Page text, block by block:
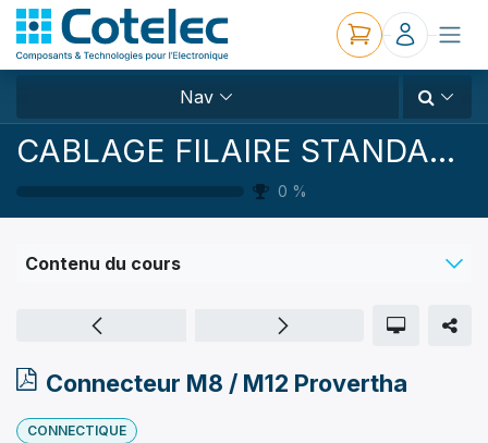
Nav
CABLAGE FILAIRE STANDARD ET CUSTOM
0 %
Contenu du cours
Connecteur M8 / M12 Provertha
CONNECTIQUE